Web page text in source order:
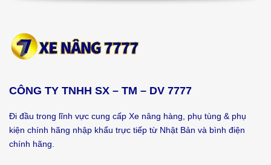
CÔNG TY TNHH SX – TM – DV 7777
Đi đầu trong lĩnh vực cung cấp Xe nâng hàng, phụ tùng & phụ
kiện chính hãng nhập khẩu trực tiếp từ Nhật Bản và bình điện
chính hãng.